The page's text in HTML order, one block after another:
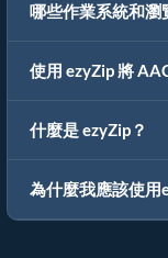
哪些作業系統和瀏
使用 ezyZip 將
什麼是 ezyZip？
為什麼我應該使用